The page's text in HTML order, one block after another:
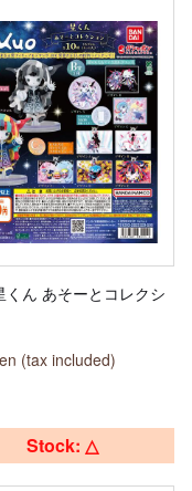
くん あそーとコレクシ
(tax included)
Stock: △